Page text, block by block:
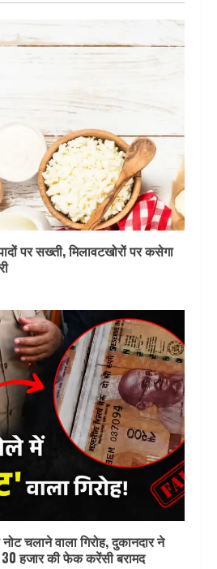
पर सख्ती, मिलावटखोरों पर कसेगा
चलाने वाला गिरोह, दुकानदार ने
हजार की फेक करेंसी बरामद